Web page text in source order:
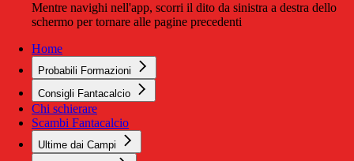
Mentre navighi nell'app, scorri il dito da sinistra a destra dello
schermo per tornare alle pagine precedenti
Home
Probabili Formazioni
Consigli Fantacalcio
Chi schierare
Scambi Fantacalcio
Ultime dai Campi